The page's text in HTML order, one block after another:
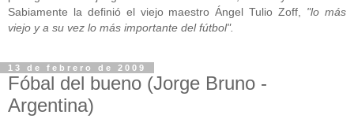
Sabiamente la definió el viejo maestro Ángel Tulio Zoff, "lo más
viejo y a su vez lo más importante del fútbol".
13 de febrero de 2009
Fóbal del bueno (Jorge Bruno -
Argentina)